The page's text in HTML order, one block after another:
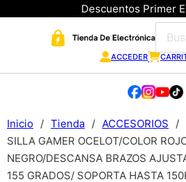
Descuentos Primer
ACCEDER
Inicio / Tienda / ACCESORIOS
/
SILLA GAMER OCELOT/COLOR
NEGRO/DESCANSA BRAZOS
155 GRADOS/ SOPORTA HASTA